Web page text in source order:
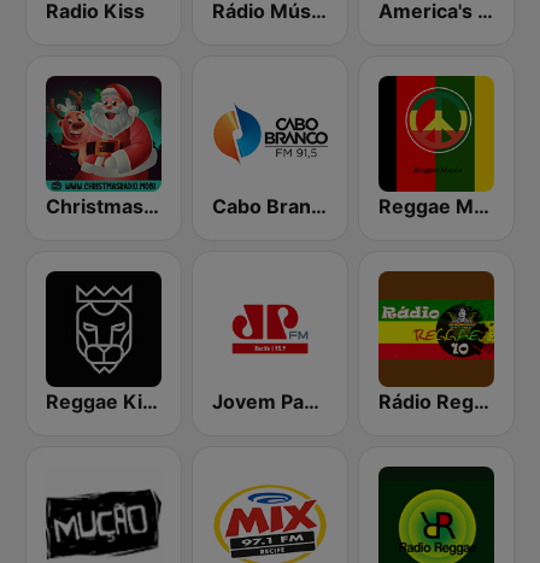
Radio Kiss Rádio Música das Antigas America's Country
Christmas Radio Cabo Branco FM Reggae Mania
Reggae King Radio Jovem Pan FM Recife Rádio Reggae 10